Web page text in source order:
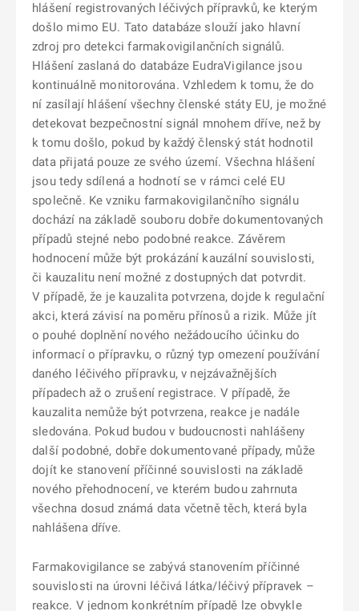
hlášení registrovaných léčivých přípravků, ke kterým
došlo mimo EU. Tato databáze slouží jako hlavní
zdroj pro detekci farmakovigilančních signálů.
Hlášení zaslaná do databáze EudraVigilance jsou
kontinuálně monitorována. Vzhledem k tomu, že do
ní zasílají hlášení všechny členské státy EU, je možné
detekovat bezpečnostní signál mnohem dříve, než by
k tomu došlo, pokud by každý členský stát hodnotil
data přijatá pouze ze svého území. Všechna hlášení
jsou tedy sdílená a hodnotí se v rámci celé EU
společně. Ke vzniku farmakovigilančního signálu
dochází na základě souboru dobře dokumentovaných
případů stejné nebo podobné reakce. Závěrem
hodnocení může být prokázání kauzální souvislosti,
či kauzalitu není možné z dostupných dat potvrdit.
V případě, že je kauzalita potvrzena, dojde k regulační
akci, která závisí na poměru přínosů a rizik. Může jít
o pouhé doplnění nového nežádoucího účinku do
informací o přípravku, o různý typ omezení používání
daného léčivého přípravku, v nejzávažnějších
případech až o zrušení registrace. V případě, že
kauzalita nemůže být potvrzena, reakce je nadále
sledována. Pokud budou v budoucnosti nahlášeny
další podobné, dobře dokumentované případy, může
dojít ke stanovení příčinné souvislosti na základě
nového přehodnocení, ve kterém budou zahrnuta
všechna dosud známá data včetně těch, která byla
nahlášena dříve.
Farmakovigilance se zabývá stanovením příčinné
souvislosti na úrovni léčivá látka/léčivý přípravek –
reakce. V jednom konkrétním případě lze obvykle